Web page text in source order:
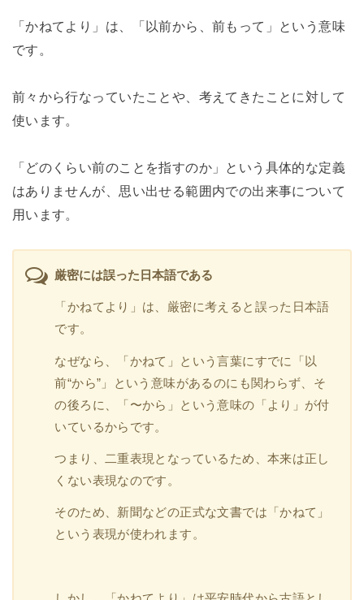
「かねてより」は、「以前から、前もって」という意味
です。
前々から行なっていたことや、考えてきたことに対して
使います。
「どのくらい前のことを指すのか」という具体的な定義
はありませんが、思い出せる範囲内での出来事について
用います。
厳密には誤った日本語である
「かねてより」は、厳密に考えると誤った日本語
です。
なぜなら、「かねて」という言葉にすでに「以
前“から”」という意味があるのにも関わらず、そ
の後ろに、「〜から」という意味の「より」が付
いているからです。
つまり、二重表現となっているため、本来は正し
くない表現なのです。
そのため、新聞などの正式な文書では「かねて」
という表現が使われます。